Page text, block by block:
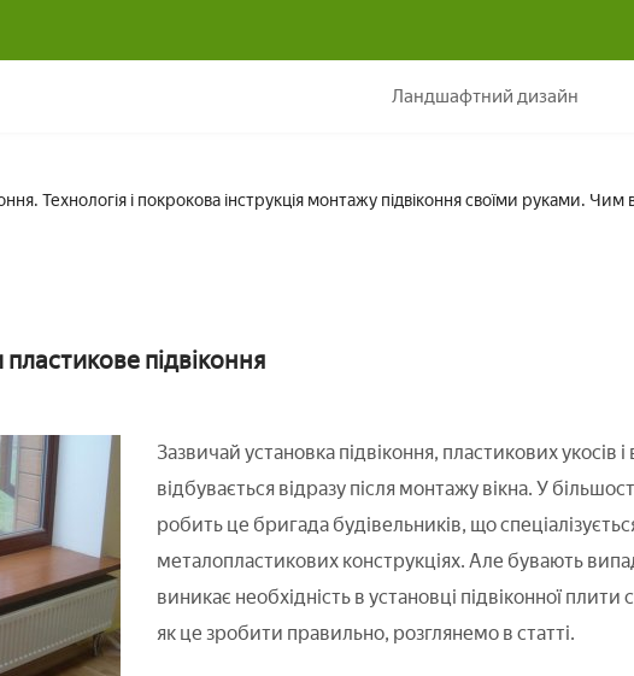
Ландшафтний дизайн
Технологія і покрокова інструкція монтажу підвіконня своїми руками. Чим
підвіконня
Зазвичай установка підвіконня, пластикових укосів і
відбувається відразу після монтажу вікна. У
робить це бригада будівельників, що
металопластикових конструкціях. Але бувають
виникає необхідність в установці підвіконної
як це зробити правильно, розглянемо в статті.